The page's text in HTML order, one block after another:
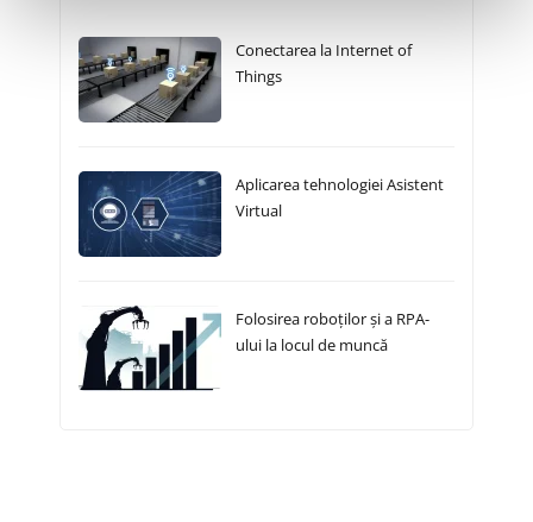
Conectarea la Internet of
Things
Aplicarea tehnologiei Asistent
Virtual
Folosirea roboților și a RPA-
ului la locul de muncă